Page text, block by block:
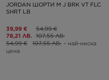
JORDAN ШОРТИ M J BRK VT FLC
SHRT LB
39,99 €
78,21 ЛВ.
54,99 €
107,55 ЛВ.
54,99 €
107,55 ЛВ. – най-ниска
цена